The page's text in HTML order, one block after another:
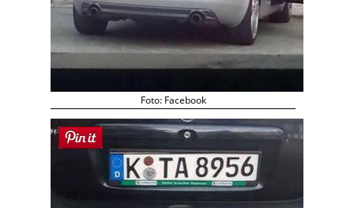
Foto: Facebook